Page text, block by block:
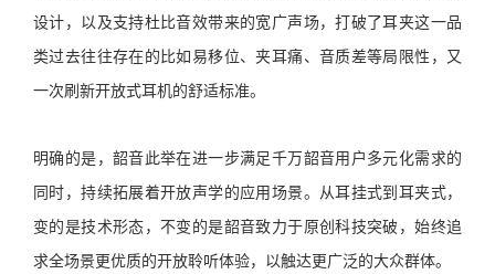
设计，以及支持杜比音效带来的宽广声场，打破了耳夹这一品
类过去往往存在的比如易移位、夹耳痛、音质差等局限性，又
一次刷新开放式耳机的舒适标准。
明确的是，韶音此举在进一步满足千万韶音用户多元化需求的
同时，持续拓展着开放声学的应用场景。从耳挂式到耳夹式，
变的是技术形态，不变的是韶音致力于原创科技突破，始终追
求全场景更优质的开放聆听体验，以触达更广泛的大众群体。